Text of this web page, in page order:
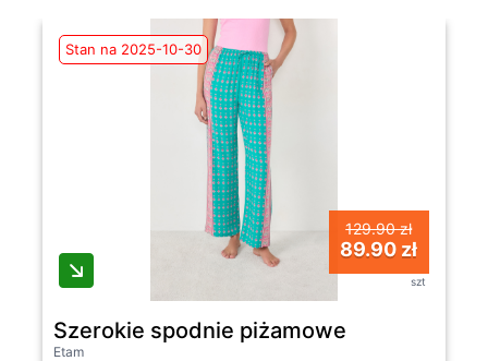
Stan na 2025-10-30
129.90 zł
89.90 zł
szt
Szerokie spodnie piżamowe
Etam